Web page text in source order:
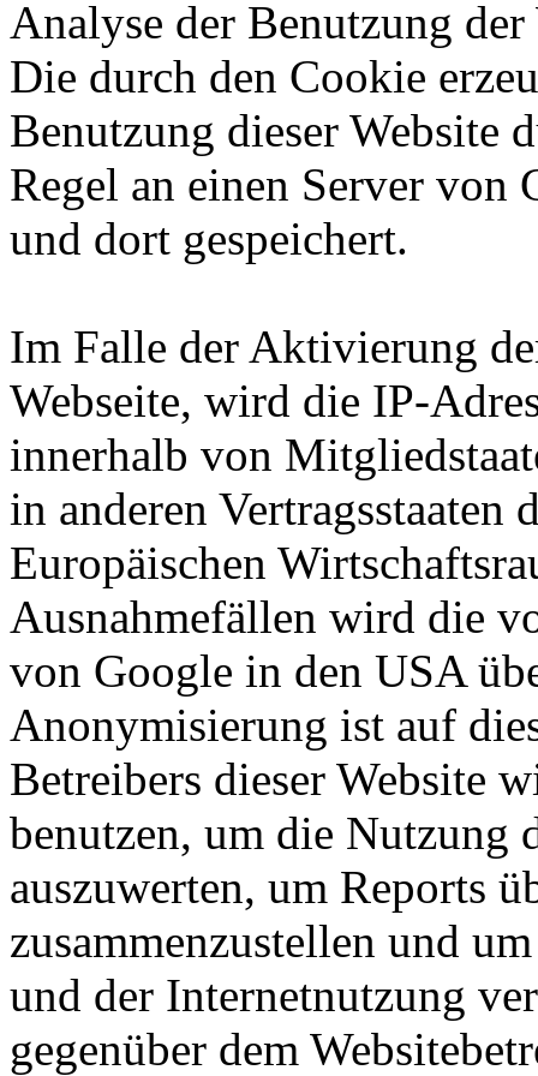
Analyse der Benutzung
Die durch den Cookie
Benutzung dieser Website
Regel an einen Server von
und dort gespeichert.
Im Falle der Aktivierung
Webseite, wird die IP-
innerhalb von
in anderen Vertragsstaaten
Europäischen
Ausnahmefällen wird die
von Google in den USA
Anonymisierung ist auf
Betreibers dieser Website
benutzen, um die Nutzung
auszuwerten, um Reports
zusammenzustellen und
und der Internetnutzung
gegenüber dem